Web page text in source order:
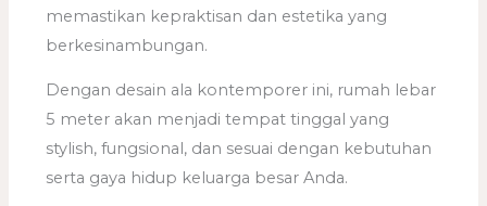
memastikan kepraktisan dan estetika yang
berkesinambungan.
Dengan desain ala kontemporer ini, rumah lebar
5 meter akan menjadi tempat tinggal yang
stylish, fungsional, dan sesuai dengan kebutuhan
serta gaya hidup keluarga besar Anda.